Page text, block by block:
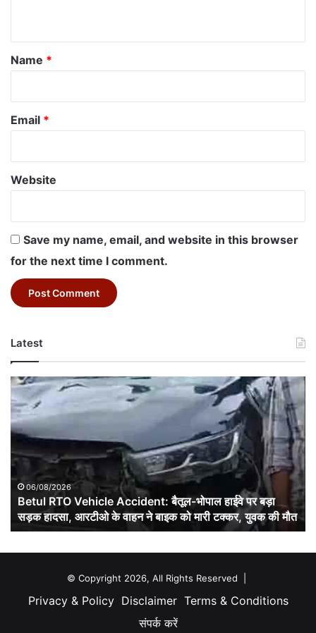
*
Name *
Email *
Website
Save my name, email, and website in this browser
for the next time I comment.
Latest
Betul
RTO
Vehicle
Accident:
बैतूल-
भोपाल
पर
बड़ा
सड़क
हादसा,
बाइक
06/08/2026
Betul RTO Vehicle Accident: बैतूल-भोपाल हाईवे पर बड़ा
सड़क हादसा, आरटीओ के वाहन ने बाइक को मारी टक्कर, युवक की मौत
© Copyright 2026, All Rights Reserved |
Privacy & Policy Disclaimer Terms & Conditions
संपर्क करें